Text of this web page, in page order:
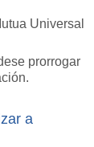
Universal
prorrogar
a